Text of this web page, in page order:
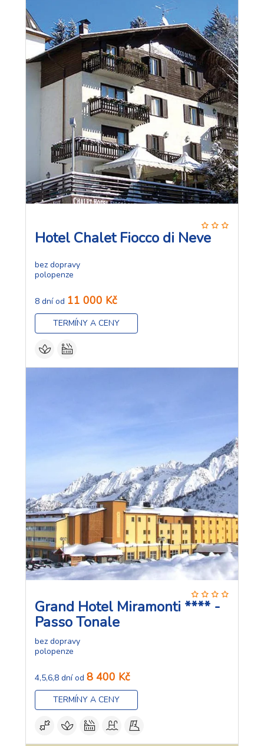
Hotel Chalet Fiocco di Neve
bez dopravy
polopenze
8 dní od 11 000 Kč
TERMÍNY A CENY
Grand Hotel Miramonti **** -
Passo Tonale
bez dopravy
polopenze
4,5,6,8 dní od 8 400 Kč
TERMÍNY A CENY